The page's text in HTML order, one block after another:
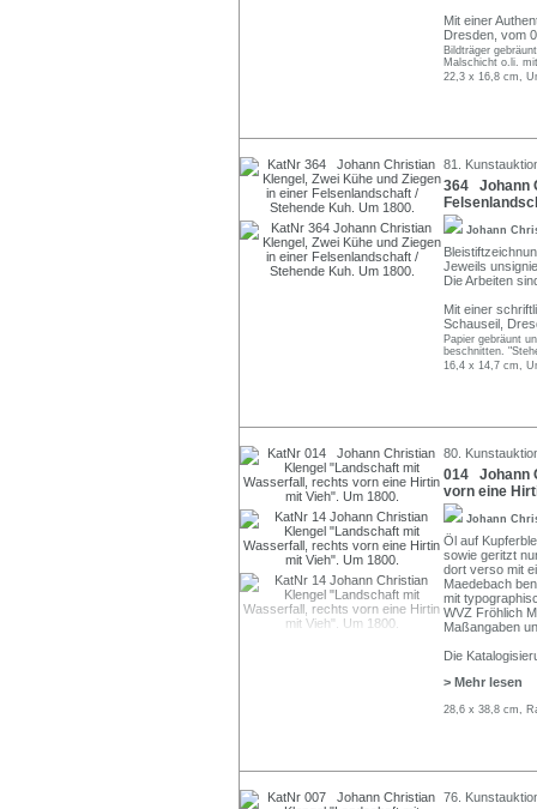
Mit einer
Dresden, vom
Bildträger
Malschicht o.li.
22,3 x 16,8 cm,
81.
364 Johann
Johann
Jeweils
Die Arbeiten
Mit einer
Schauseil,
Papier gebräunt
beschnitten.
16,4 x 14,7 cm,
80.
014 Johann
vorn eine
Johann
Öl auf
sowie geritzt
dort verso mit
Maedebach
mit
WVZ Fröhlich
Maßangaben
Die
> Mehr lesen
28,6 x 38,8 cm,
76.